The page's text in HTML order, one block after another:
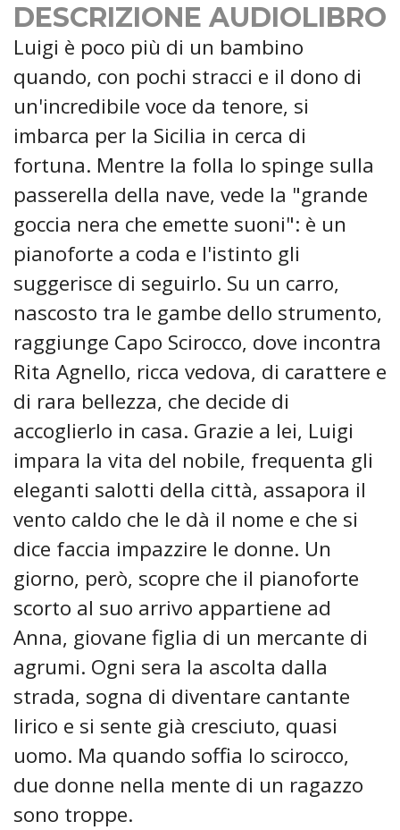
DESCRIZIONE AUDIOLIBRO
Luigi è poco più di un bambino
quando, con pochi stracci e il dono di
un'incredibile voce da tenore, si
imbarca per la Sicilia in cerca di
fortuna. Mentre la folla lo spinge sulla
passerella della nave, vede la "grande
goccia nera che emette suoni": è un
pianoforte a coda e l'istinto gli
suggerisce di seguirlo. Su un carro,
nascosto tra le gambe dello strumento,
raggiunge Capo Scirocco, dove incontra
Rita Agnello, ricca vedova, di carattere e
di rara bellezza, che decide di
accoglierlo in casa. Grazie a lei, Luigi
impara la vita del nobile, frequenta gli
eleganti salotti della città, assapora il
vento caldo che le dà il nome e che si
dice faccia impazzire le donne. Un
giorno, però, scopre che il pianoforte
scorto al suo arrivo appartiene ad
Anna, giovane figlia di un mercante di
agrumi. Ogni sera la ascolta dalla
strada, sogna di diventare cantante
lirico e si sente già cresciuto, quasi
uomo. Ma quando soffia lo scirocco,
due donne nella mente di un ragazzo
sono troppe.